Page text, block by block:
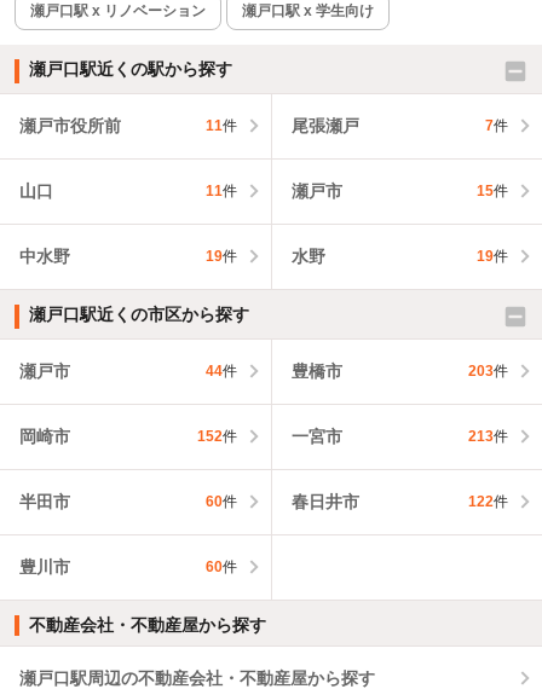
瀬戸口駅 x リノベーション 瀬戸口駅 x 学生向け
瀬戸口駅近くの駅から探す
瀬戸市役所前 11件 尾張瀬戸 7件
山口 11件 瀬戸市 15件
中水野 19件 水野 19件
瀬戸口駅近くの市区から探す
瀬戸市 44件 豊橋市 203件
岡崎市 152件 一宮市 213件
半田市 60件 春日井市 122件
豊川市 60件
不動産会社・不動産屋から探す
瀬戸口駅周辺の不動産会社・不動産屋から探す